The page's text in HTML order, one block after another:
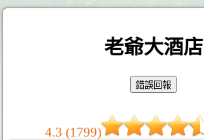
老爺大酒店
4.3 (1799)